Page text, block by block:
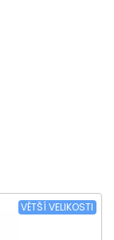
VĚTŠÍ VELIKOSTI